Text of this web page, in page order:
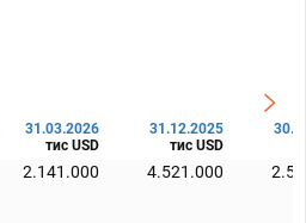
31.03.2026
тис USD
31.12.2025
тис USD
2.141.000 4.521.000